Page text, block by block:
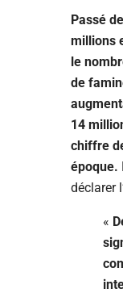
Passé
millions
le
de
14
chiffre
époque.
déclarer
«